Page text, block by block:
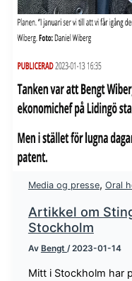
Media og presse, Oral
Artikkel om
Stockholm
Av Bengt /2023-01-14
Mitt i Stockholm har